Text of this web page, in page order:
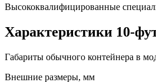
Высококвалифицированные
Характеристики 10-
Габариты обычного контейнера в
Внешние размеры, мм